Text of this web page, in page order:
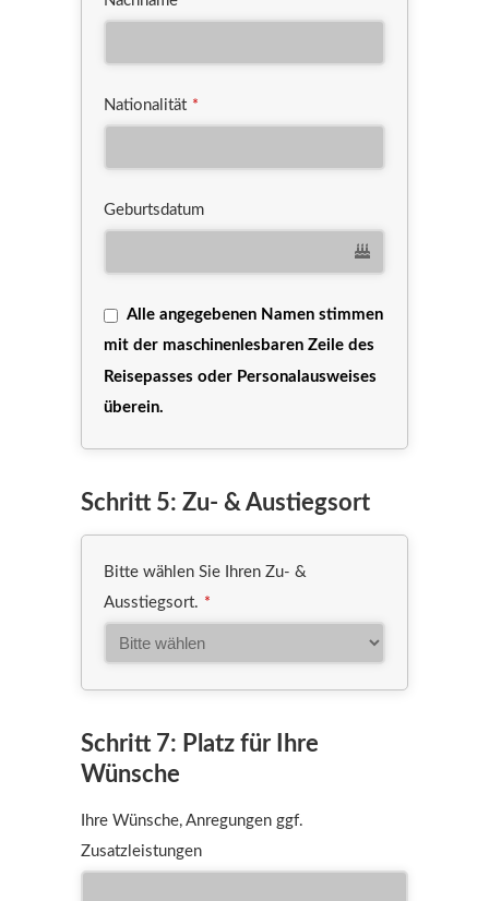
Nationalität *
Geburtsdatum
Alle angegebenen Namen stimmen
mit der maschinenlesbaren Zeile des
Reisepasses oder Personalausweises
überein.
Schritt 5: Zu- & Austiegsort
Bitte wählen Sie Ihren Zu- &
Ausstiegsort. *
Schritt 7: Platz für Ihre
Wünsche
Ihre Wünsche, Anregungen ggf.
Zusatzleistungen